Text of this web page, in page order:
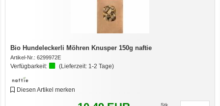
Bio Hundeleckerli Möhren Knusper 150g naftie
Artikel-Nr.: 6299972E
Verfügbarkeit: (Lieferzeit: 1-2 Tage)
Diesen Artikel merken